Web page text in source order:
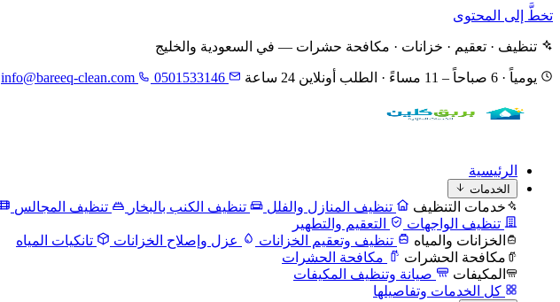
تخطَّ إلى المحتوى
تنظيف · تعقيم · خزانات · مكافحة حشرات — في السعودية والخليج
يومياً · 6 صباحاً – 11 مساءً · الطلب أونلاين 24 ساعة info@bareeq-clean.com 0501533146
الرئيسية
الخدمات
خدمات التنظيف تنظيف المنازل والفلل تنظيف الكنب بالبخار تنظيف المجالس
تنظيف الواجهات
التعقيم والتطهير
الخزانات والمياه
تنظيف وتعقيم الخزانات عزل وإصلاح الخزانات
تانكيات المياه
مكافحة الحشرات
مكافحة الحشرات
المكيفات
صيانة وتنظيف المكيفات
كل الخدمات وتفاصيلها